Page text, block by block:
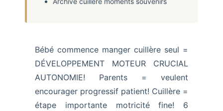
Bébé commence manger cuillère seul =
DÉVELOPPEMENT MOTEUR CRUCIAL
AUTONOMIE! Parents = veulent
encourager progressif patient! Cuillère =
étape importante motricité fine! 6